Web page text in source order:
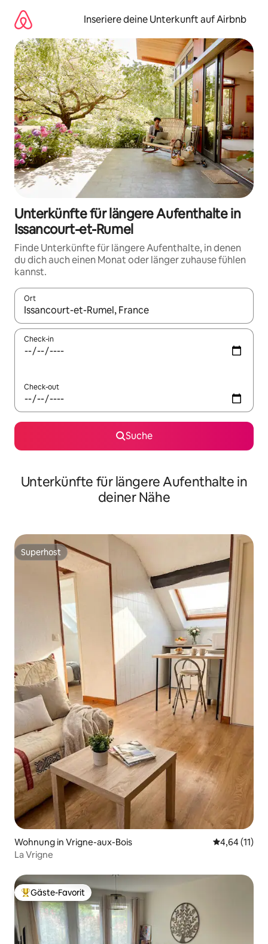
Inhalten
springen
Inseriere deine Unterkunft auf Airbnb
Unterkünfte für längere Aufenthalte in
Issancourt-et-Rumel
Finde Unterkünfte für längere Aufenthalte, in denen
du dich auch einen Monat oder länger zuhause fühlen
kannst.
Ort
Wenn Ergebnisse verfügbar sind, navigiere mit den
Check-in
Check-out
Suche
Unterkünfte für längere Aufenthalte in
deiner Nähe
Superhost
Superhost
Wohnung in Vrigne-aux-Bois
4,64 (11)
La Vrigne
Beliebter Gäste-Favorit.
Gäste-Favorit